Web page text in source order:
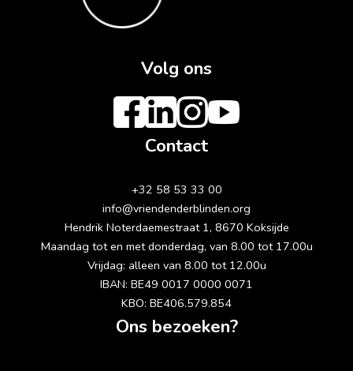
Volg ons
Contact
+32 58 53 33 00
info@vriendenderblinden.org
Hendrik Noterdaemestraat 1, 8670 Koksijde
Maandag tot en met donderdag, van 8.00 tot 17.00u
Vrijdag: alleen van 8.00 tot 12.00u
IBAN: BE49 0017 0000 0071
KBO: BE406.579.854
Ons bezoeken?